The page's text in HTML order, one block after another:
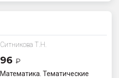
Ситникова Т.Н.
96 ₽
Математика. Тематические